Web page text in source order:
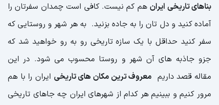
بناهای تاریخی ایران هم کم نیست. کافی است چمدان سفرتان را
آماده کنید و دل تان را به جاده بزنید. به هر شهر و روستایی که
سفر کنید حداقل با یک سازه تاریخی رو به رو خواهید شد که
جزو جاذبه های آن شهر و روستا محسوب می شود. در این
مقاله قصد داریم معروف ترین مکان های تاریخی ایران را با هم
مرور کنیم و ببینیم هر کدام از شهرهای ایران چه جاهای تاریخی